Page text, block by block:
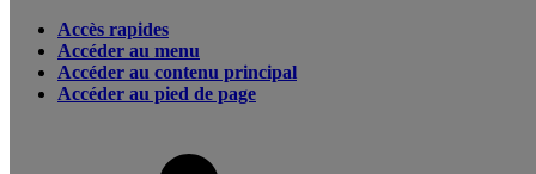
Accès rapides
Accéder au menu
Accéder au contenu principal
Accéder au pied de page